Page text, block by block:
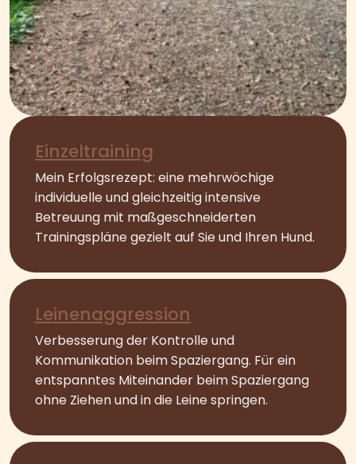
Einzeltraining
Mein Erfolgsrezept: eine mehrwöchige
individuelle und gleichzeitig intensive
Betreuung mit maßgeschneiderten
Trainingspläne gezielt auf Sie und Ihren Hund.
Leinenaggression
Verbesserung der Kontrolle und
Kommunikation beim Spaziergang. Für ein
entspanntes Miteinander beim Spaziergang
ohne Ziehen und in die Leine springen.